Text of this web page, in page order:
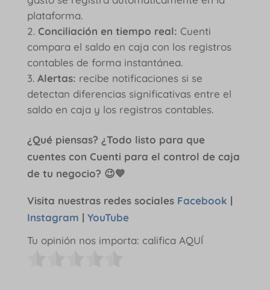
plataforma.
Conciliación en tiempo real: Cuenti
compara el saldo en caja con los registros
contables de forma instantánea.
Alertas: recibe notificaciones si se
detectan diferencias significativas entre el
saldo en caja y los registros contables.
¿Qué piensas? ¿Todo listo para que
cuentes con Cuenti para el control de caja
de tu negocio? 😉💙
Visita nuestras redes sociales Facebook |
Instagram | YouTube
Tu opinión nos importa: califica AQUÍ